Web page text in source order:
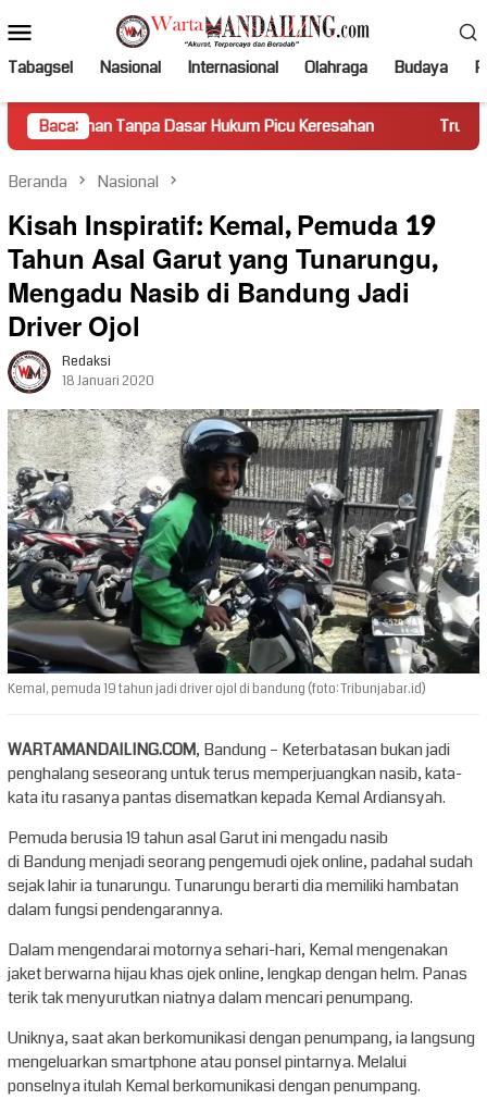
ke
kontenMobile
Tabagsel Nasional Internasional Olahraga Budaya
Baca:
Dasar Hukum Picu Keresahan Truk Miring Hambat
Beranda Nasional
Kisah Inspiratif: Kemal, Pemuda 19
Tahun Asal Garut yang Tunarungu,
Mengadu Nasib di Bandung Jadi
Driver Ojol
Redaksi
18 Januari 2020
Kemal, pemuda 19 tahun jadi driver ojol di bandung (foto: Tribunjabar.id)
WARTAMANDAILING.COM, Bandung – Keterbatasan bukan jadi
penghalang seseorang untuk terus memperjuangkan nasib, kata-
kata itu rasanya pantas disematkan kepada Kemal Ardiansyah.
Pemuda berusia 19 tahun asal Garut ini mengadu nasib
di Bandung menjadi seorang pengemudi ojek online, padahal sudah
sejak lahir ia tunarungu. Tunarungu berarti dia memiliki hambatan
dalam fungsi pendengarannya.
Dalam mengendarai motornya sehari-hari, Kemal mengenakan
jaket berwarna hijau khas ojek online, lengkap dengan helm. Panas
terik tak menyurutkan niatnya dalam mencari penumpang.
Uniknya, saat akan berkomunikasi dengan penumpang, ia langsung
mengeluarkan smartphone atau ponsel pintarnya. Melalui
ponselnya itulah Kemal berkomunikasi dengan penumpang.